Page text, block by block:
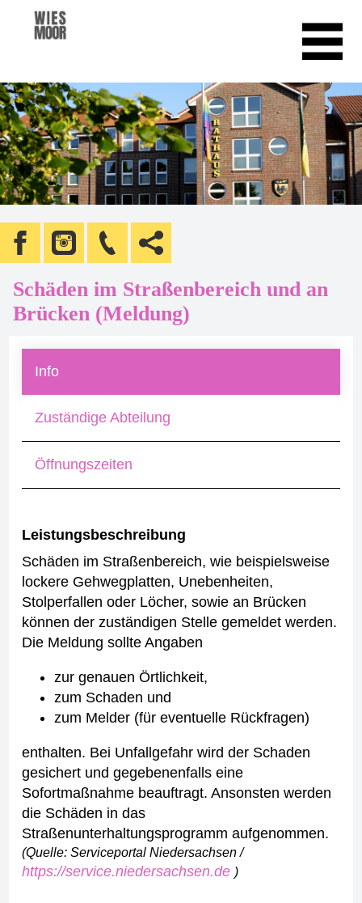
Schäden im Straßenbereich und an
Brücken (Meldung)
Info
Zuständige Abteilung
Öffnungszeiten
Leistungsbeschreibung
Schäden im Straßenbereich, wie beispielsweise
lockere Gehwegplatten, Unebenheiten,
Stolperfallen oder Löcher, sowie an Brücken
können der zuständigen Stelle gemeldet werden.
Die Meldung sollte Angaben
zur genauen Örtlichkeit,
zum Schaden und
zum Melder (für eventuelle Rückfragen)
enthalten. Bei Unfallgefahr wird der Schaden
gesichert und gegebenenfalls eine
Sofortmaßnahme beauftragt. Ansonsten werden
die Schäden in das
Straßenunterhaltungsprogramm aufgenommen.
(Quelle: Serviceportal Niedersachsen /
https://service.niedersachsen.de )